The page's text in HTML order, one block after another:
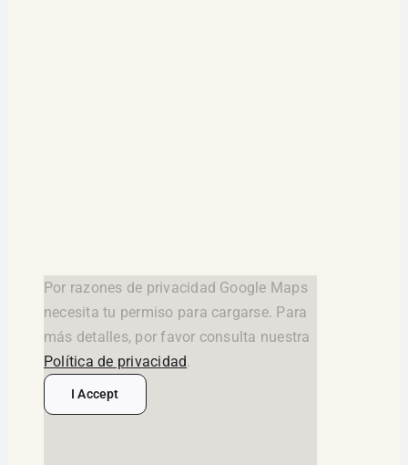
Por razones de privacidad Google Maps
necesita tu permiso para cargarse. Para
más detalles, por favor consulta nuestra
Política de privacidad.
I Accept